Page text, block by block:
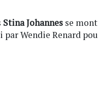
Stina Johannes se
Wendie Renard